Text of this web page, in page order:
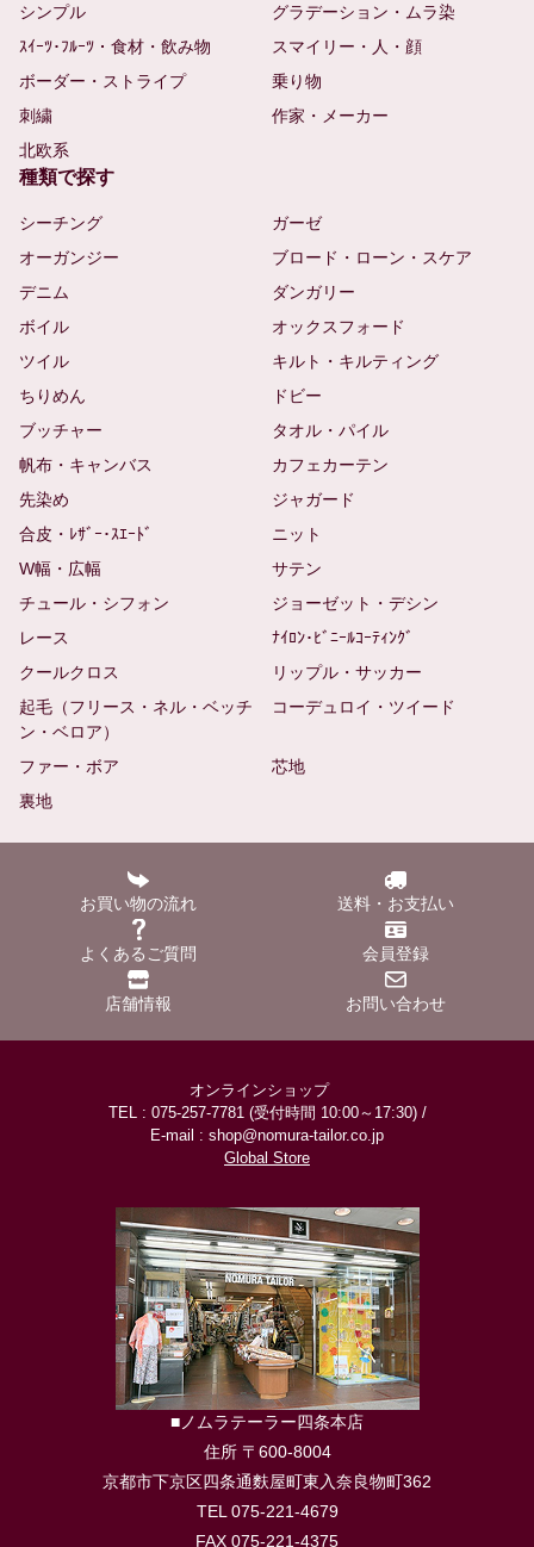
シンプル
グラデーション・ムラ染
ｽｲｰﾂ･ﾌﾙｰﾂ・食材・飲み物
スマイリー・人・顔
ボーダー・ストライプ
乗り物
刺繍
作家・メーカー
北欧系
種類で探す
シーチング
ガーゼ
オーガンジー
ブロード・ローン・スケア
デニム
ダンガリー
ボイル
オックスフォード
ツイル
キルト・キルティング
ちりめん
ドビー
ブッチャー
タオル・パイル
帆布・キャンバス
カフェカーテン
先染め
ジャガード
合皮・ﾚｻﾞｰ･ｽｴｰﾄﾞ
ニット
W幅・広幅
サテン
チュール・シフォン
ジョーゼット・デシン
レース
ﾅｲﾛﾝ･ﾋﾞﾆｰﾙｺｰﾃｨﾝｸﾞ
クールクロス
リップル・サッカー
起毛（フリース・ネル・ベッチ
ン・ベロア）
コーデュロイ・ツイード
ファー・ボア
芯地
裏地
お買い物の流れ 送料・お支払い
よくあるご質問 会員登録
店舗情報 お問い合わせ
オンラインショップ
TEL : 075-257-7781 (受付時間 10:00～17:30) /
E-mail : shop@nomura-tailor.co.jp
Global Store
■ノムラテーラー四条本店
住所 〒600-8004
京都市下京区四条通麩屋町東入奈良物町362
TEL 075-221-4679
FAX 075-221-4375